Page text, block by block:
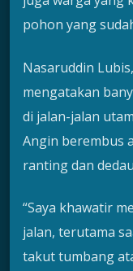
pohon yang
Nasaruddin
mengatakan
di jalan-jalan
Angin berembus
ranting dan
“Saya khawatir
jalan, terutama
takut tumbang